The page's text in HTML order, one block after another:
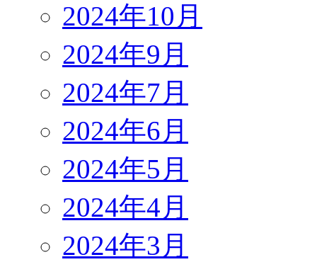
2024年10月
2024年9月
2024年7月
2024年6月
2024年5月
2024年4月
2024年3月